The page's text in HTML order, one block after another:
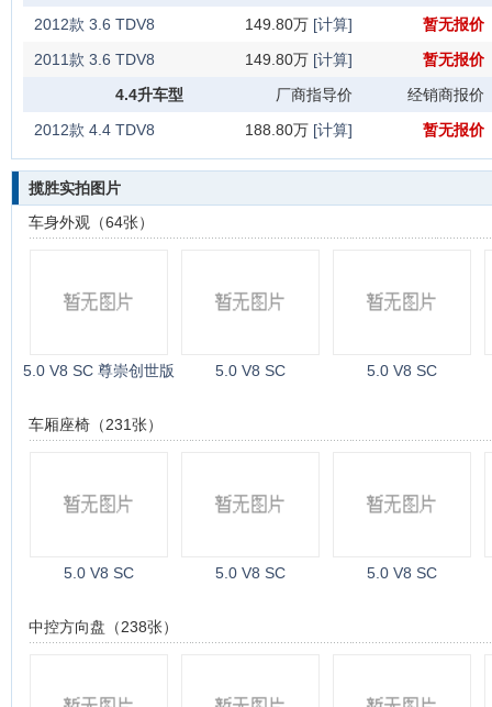
2012款 3.6 TDV8
149.80万 [计算]
暂无报价
2011款 3.6 TDV8
149.80万 [计算]
暂无报价
4.4升车型
厂商指导价
经销商报价
2012款 4.4 TDV8
188.80万 [计算] 暂无报价
揽胜实拍图片
车身外观（64张）
5.0 V8 SC 尊崇创世版 5.0 V8 SC 5.0 V8 SC
车厢座椅（231张）
5.0 V8 SC 5.0 V8 SC 5.0 V8 SC
中控方向盘（238张）